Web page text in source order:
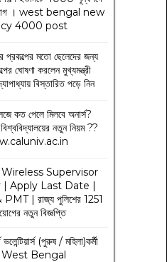
। west bengal new
4000 post
প্রকল্পের মতো ছেলেদের জন্য
ঘোষণা করলেন মুখ্যমন্ত্রী
বিস্তারিত পড়ে নিন
কত পেলে মিলবে অনার্স?
নতুন নিয়ম??
Supervisor
| Apply Last Date |
| রাজ্য পুলিশের 1251
নতুন বিজ্ঞপ্তি
(পুরুষ / মহিলা)কর্মী
West Bengal